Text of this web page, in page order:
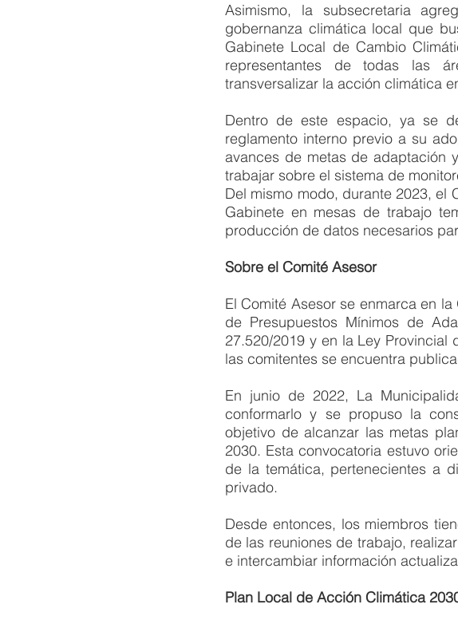
Asimismo, la subsecretaria
gobernanza climática local que
Gabinete Local de Cambio
representantes de todas las
transversalizar la acción climática
Dentro de este espacio, ya se
reglamento interno previo a su
avances de metas de adaptación
trabajar sobre el sistema de
Del mismo modo, durante 2023, el
Gabinete en mesas de trabajo
producción de datos necesarios
Sobre el Comité Asesor
El Comité Asesor se enmarca en
de Presupuestos Mínimos de
27.520/2019 y en la Ley Provincial
las comitentes se encuentra
En junio de 2022, La
conformarlo y se propuso la
objetivo de alcanzar las metas
2030. Esta convocatoria estuvo
de la temática, pertenecientes a
privado.
Desde entonces, los miembros
de las reuniones de trabajo,
e intercambiar información
Plan Local de Acción Climática